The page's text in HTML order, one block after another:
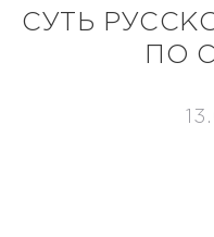
СУТЬ
ПО